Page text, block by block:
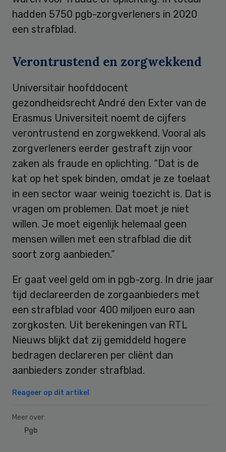
hadden 5750 pgb-zorgverleners in 2020
een strafblad.
Verontrustend en zorgwekkend
Universitair hoofddocent
gezondheidsrecht André den Exter van de
Erasmus Universiteit noemt de cijfers
verontrustend en zorgwekkend. Vooral als
zorgverleners eerder gestraft zijn voor
zaken als fraude en oplichting. “Dat is de
kat op het spek binden, omdat je ze toelaat
in een sector waar weinig toezicht is. Dat is
vragen om problemen. Dat moet je niet
willen. Je moet eigenlijk helemaal geen
mensen willen met een strafblad die dit
soort zorg aanbieden.”
Er gaat veel geld om in pgb-zorg. In drie jaar
tijd declareerden de zorgaanbieders met
een strafblad voor 400 miljoen euro aan
zorgkosten. Uit berekeningen van RTL
Nieuws blijkt dat zij gemiddeld hogere
bedragen declareren per cliënt dan
aanbieders zonder strafblad.
Reageer op dit artikel
Meer over:
Pgb